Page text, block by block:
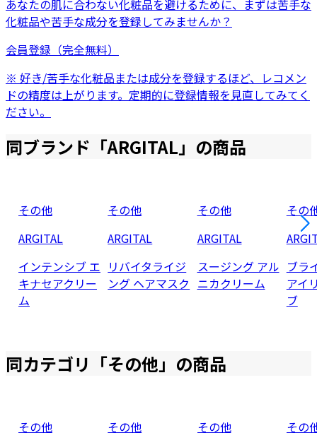
あなたの肌に合わない化粧品を避けるために、まずは苦手な
化粧品や苦手な成分を登録してみませんか？
会員登録（完全無料）
※ 好き/苦手な化粧品または成分を登録するほど、レコメン
ドの精度は上がります。定期的に登録情報を見直してみてく
ださい。
同ブランド「ARGITAL」の商品
その他
ARGITAL
インテンシブ エ
キナセアクリー
ム
その他
ARGITAL
リバイタライジ
ング ヘアマスク
その他
ARGITAL
スージング アル
ニカクリーム
その
ブラ
アイ
ブ
同カテゴリ「その他」の商品
その他
その他
その他
その